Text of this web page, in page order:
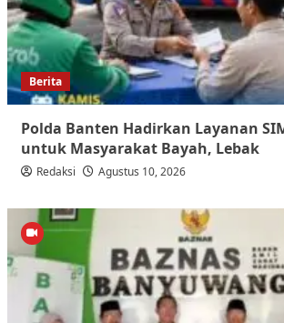
Berita
Polda Banten Hadirkan Layanan
untuk Masyarakat Bayah, Lebak
Redaksi Agustus 10, 2026